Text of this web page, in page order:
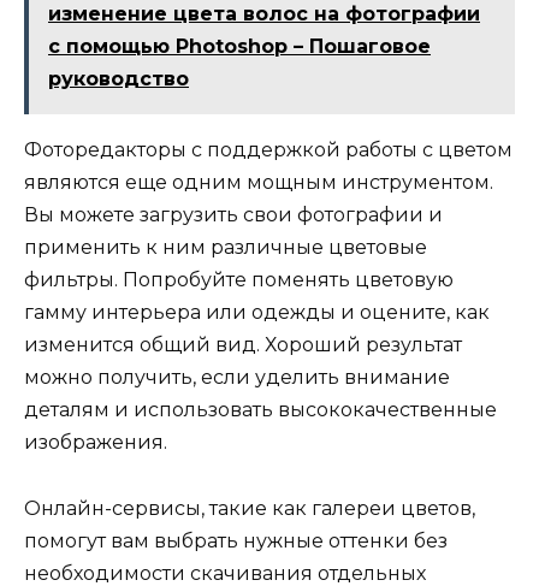
изменение цвета волос на фотографии
с помощью Photoshop – Пошаговое
руководство
Фоторедакторы с поддержкой работы с цветом
являются еще одним мощным инструментом.
Вы можете загрузить свои фотографии и
применить к ним различные цветовые
фильтры. Попробуйте поменять цветовую
гамму интерьера или одежды и оцените, как
изменится общий вид. Хороший результат
можно получить, если уделить внимание
деталям и использовать высококачественные
изображения.
Онлайн-сервисы, такие как галереи цветов,
помогут вам выбрать нужные оттенки без
необходимости скачивания отдельных